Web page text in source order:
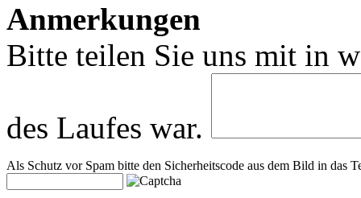
−
Anmerkungen
Bitte teilen Sie uns mit in
des Laufes war.
Als Schutz vor Spam bitte den Sicherheitscode aus dem Bild in das